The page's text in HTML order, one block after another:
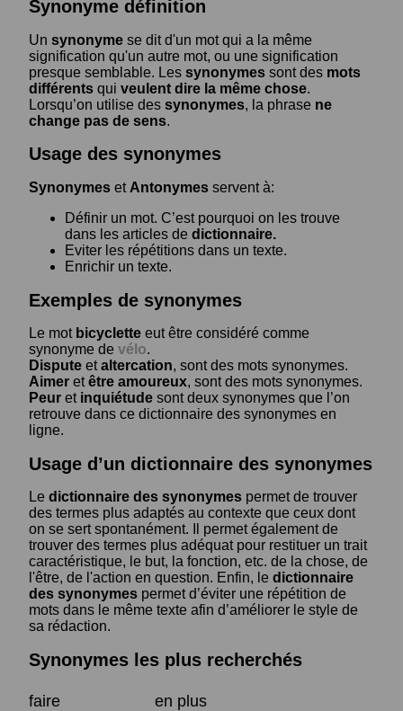
Synonyme définition
Un synonyme se dit d'un mot qui a la même
signification qu'un autre mot, ou une signification
presque semblable. Les synonymes sont des mots
différents qui veulent dire la même chose.
Lorsqu’on utilise des synonymes, la phrase ne
change pas de sens.
Usage des synonymes
Synonymes et Antonymes servent à:
Définir un mot. C’est pourquoi on les trouve
dans les articles de dictionnaire.
Eviter les répétitions dans un texte.
Enrichir un texte.
Exemples de synonymes
Le mot bicyclette eut être considéré comme
synonyme de vélo.
Dispute etaltercation, sont des mots synonymes.
Aimer etêtre amoureux, sont des mots synonymes.
Peur et inquiétude sont deux synonymes que l’on
retrouve dans ce dictionnaire des synonymes en
ligne.
Usage d’un dictionnaire des synonymes
Le dictionnaire des synonymes permet de trouver
des termes plus adaptés au contexte que ceux dont
on se sert spontanément. Il permet également de
trouver des termes plus adéquat pour restituer un trait
caractéristique, le but, la fonction, etc. de la chose, de
l'être, de l'action en question. Enfin, le dictionnaire
des synonymes permet d’éviter une répétition de
mots dans le même texte afin d’améliorer le style de
sa rédaction.
Synonymes les plus recherchés
faire
en plus